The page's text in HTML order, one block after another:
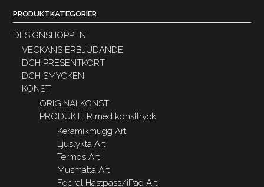
PRODUKTKATEGORIER
DESIGNSHOPPEN
VECKANS ERBJUDANDE
DCH PRESENTKORT
DCH SMYCKEN
KONST
ORIGINALKONST
PRODUKTER med konsttryck
Keramikmugg Art
Ljuslykta Art
Termos Art
Musmatta Art
Fodral Hästpass/iPad Art